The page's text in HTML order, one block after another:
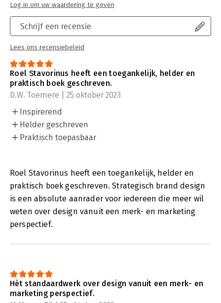
Schrijf een recensie
Lees ons recensiebeleid
Log in om uw waardering te geven
Roel Stavorinus heeft een toegankelijk, helder en
praktisch boek geschreven.
D.W. Toemere | 25 oktober 2023
Inspirerend
Helder geschreven
Praktisch toepasbaar
Roel Stavorinus heeft een toegankelijk, helder en
praktisch boek geschreven. Strategisch brand design
is een absolute aanrader voor iedereen die meer wil
weten over design vanuit een merk- en marketing
perspectief.
Hét standaardwerk over design vanuit een merk- en
marketing perspectief.